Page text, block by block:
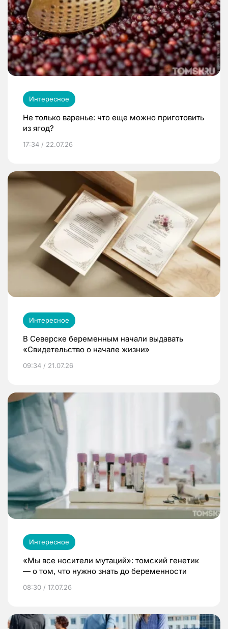
Интересное
Не только варенье: что еще можно приготовить
из ягод?
17:34 / 22.07.26
Интересное
В Северске беременным начали выдавать
«Свидетельство о начале жизни»
09:34 / 21.07.26
Интересное
«Мы все носители мутаций»: томский генетик
— о том, что нужно знать до беременности
08:30 / 17.07.26